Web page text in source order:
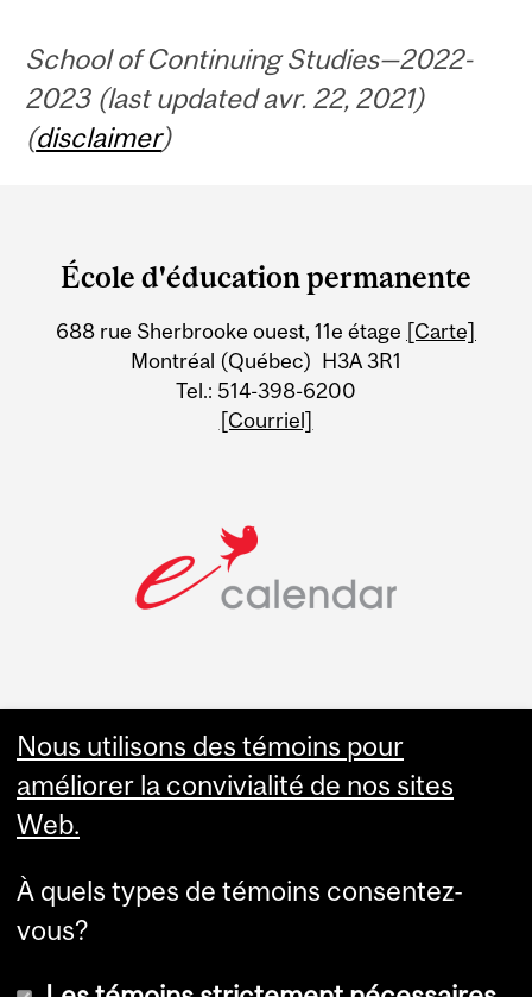
School of Continuing Studies—2022-
2023 (last updated avr. 22, 2021)
(disclaimer)
and
Information
École d'éducation permanente
688 rue Sherbrooke ouest, 11e étage [Carte]
Montréal (Québec) H3A 3R1
Tel.: 514-398-6200
[Courriel]
Faculty Links
Contact
Nous utilisons des témoins pour
améliorer la convivialité de nos sites
Web.
À quels types de témoins consentez-
vous?